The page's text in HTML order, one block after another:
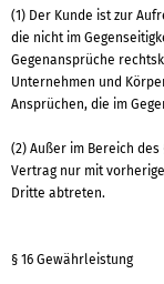
(1) Der Kunde ist zur
die nicht im
Gegenansprüche
Unternehmen und
Ansprüchen, die im
(2) Außer im Bereich
Vertrag nur mit
Dritte abtreten.
§ 16 Gewährleistung